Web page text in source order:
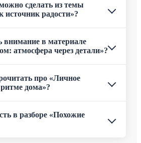
сделать из темы
источник радости»?
внимание в материале
атмосфера через детали»?
про «Личное
дома»?
в разборе «Похожие